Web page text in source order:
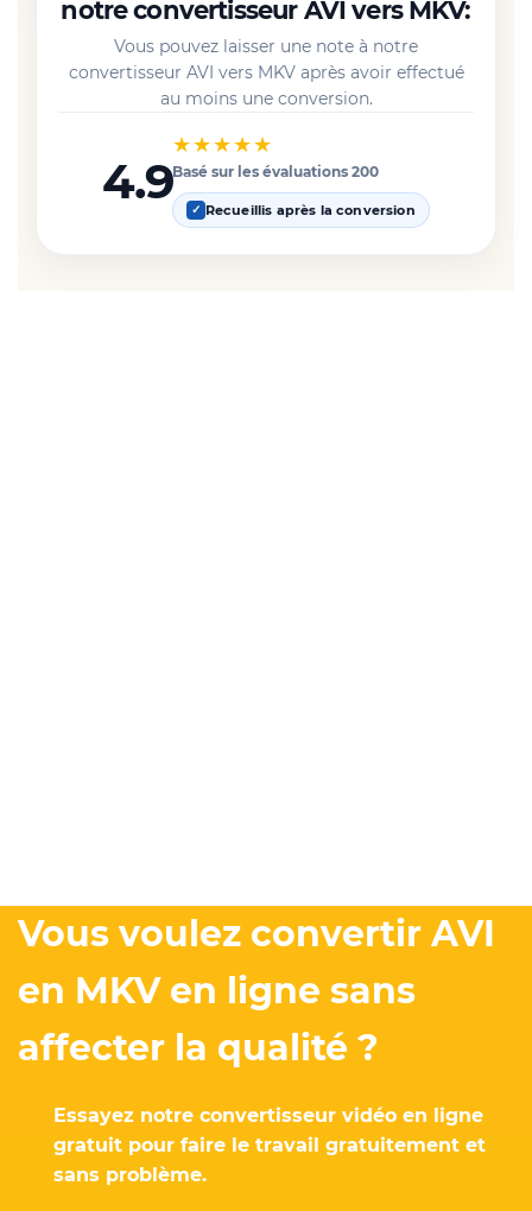
notre convertisseur AVI vers MKV:
Vous pouvez laisser une note à notre
convertisseur AVI vers MKV après avoir effectué
au moins une conversion.
4.9
★★★★★
Basé sur les évaluations 200
✓ Recueillis après la conversion
Vous voulez convertir AVI
en MKV en ligne sans
affecter la qualité ?
Essayez notre convertisseur vidéo en ligne
gratuit pour faire le travail gratuitement et
sans problème.